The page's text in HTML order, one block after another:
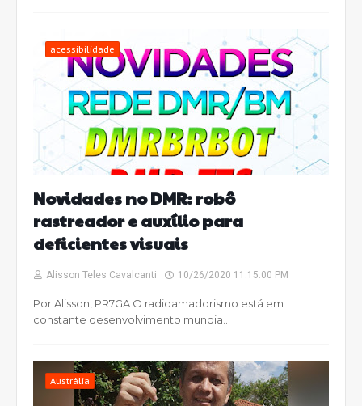
acessibilidade
Novidades no DMR: robô
rastreador e auxílio para
deficientes visuais
Alisson Teles Cavalcanti 10/26/2020 11:15:00 PM
Por Alisson, PR7GA O radioamadorismo está em
constante desenvolvimento mundia…
Austrália